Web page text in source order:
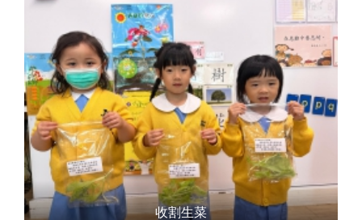
收割生菜